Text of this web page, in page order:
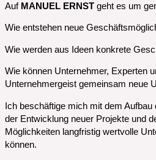
Auf MANUEL ERNST geht es um
Wie entstehen neue
Wie werden aus Ideen konkrete
Wie können Unternehmer, Experten
Unternehmergeist gemeinsam neue
Ich beschäftige mich mit dem
der Entwicklung neuer Projekte und
Möglichkeiten langfristig wertvolle
können.